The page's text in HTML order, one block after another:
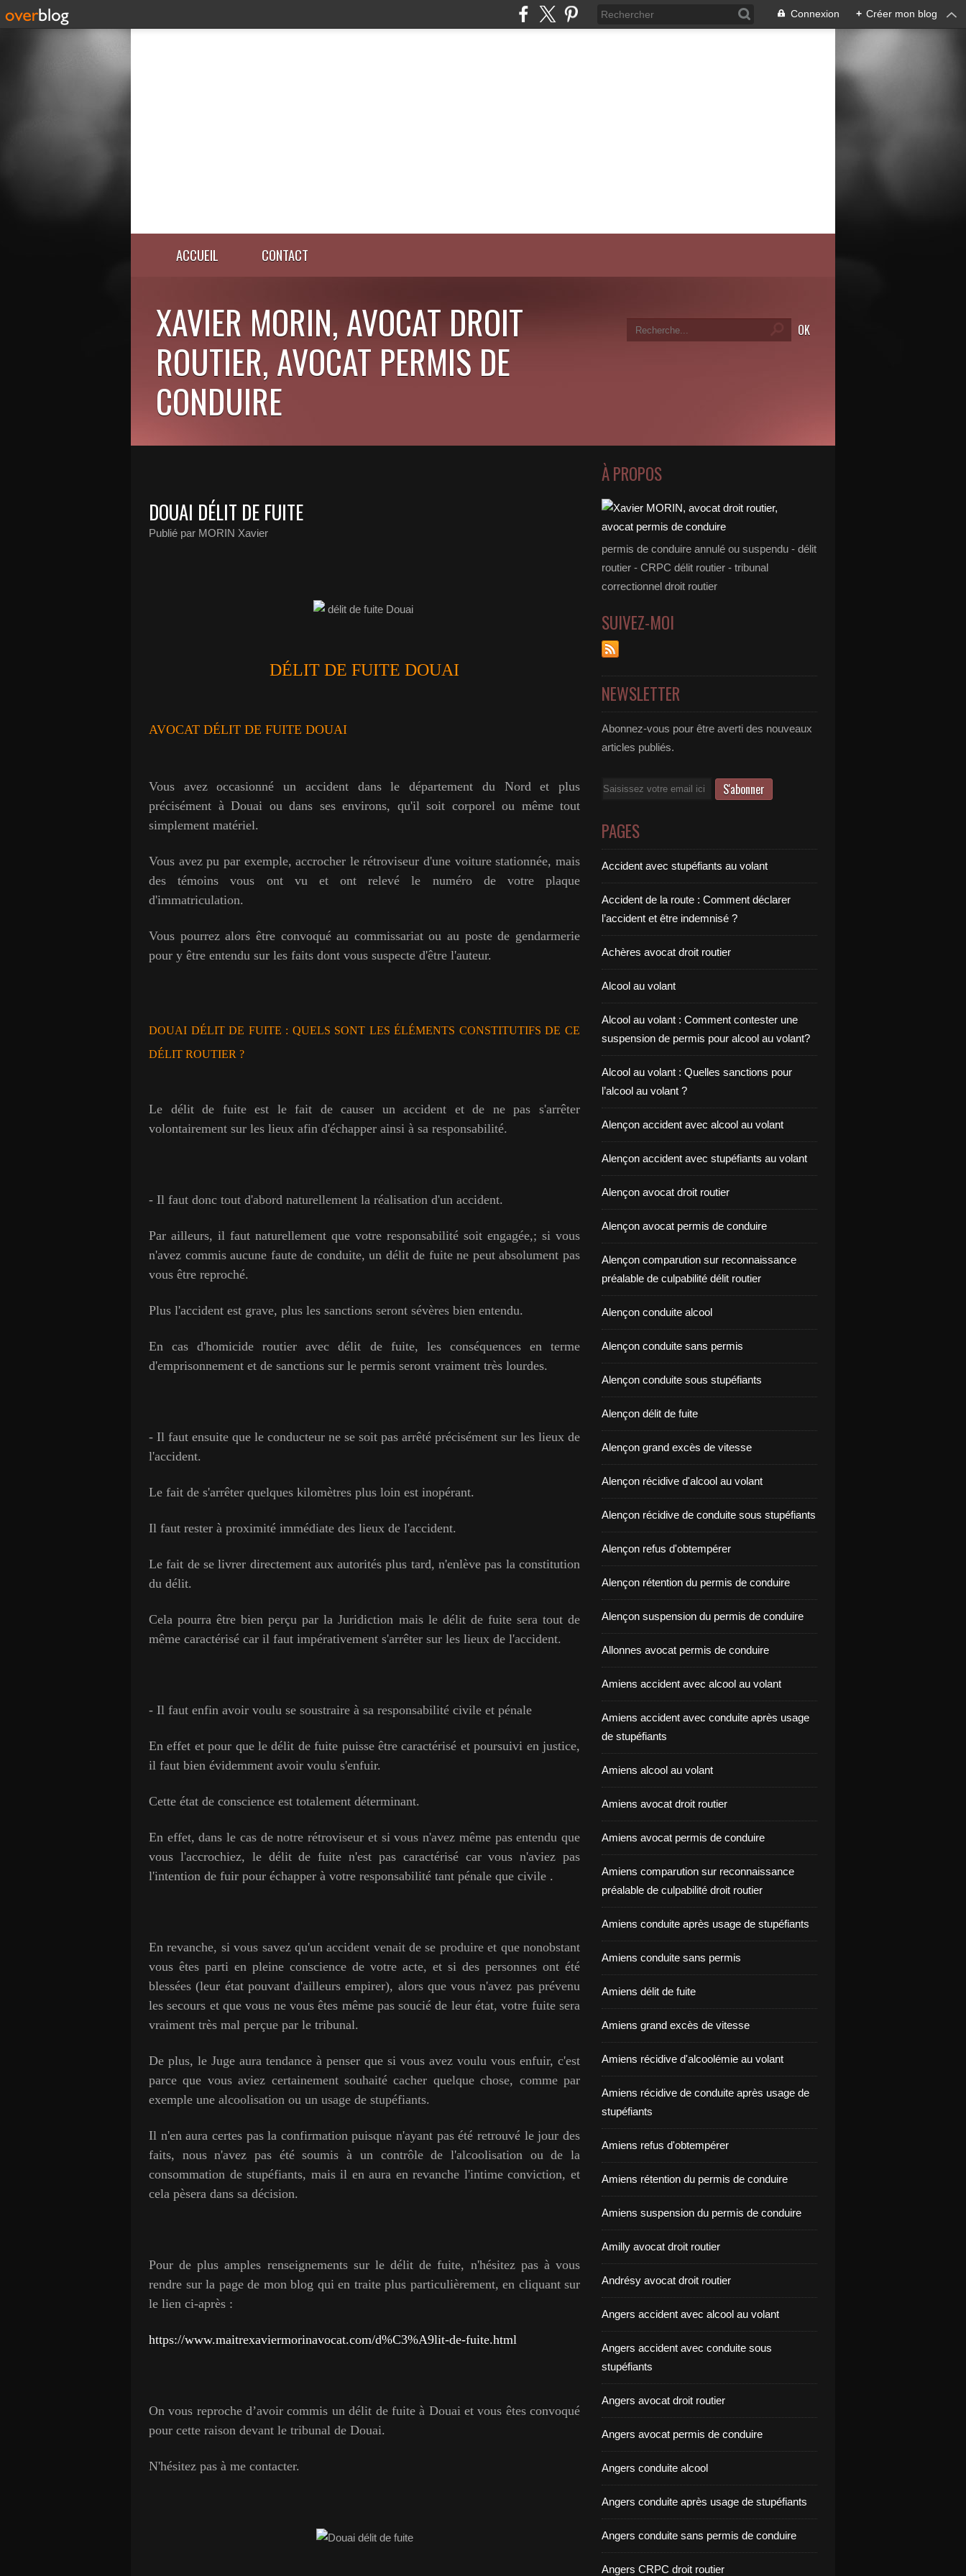
Connexion + Créer mon blog
ACCUEIL CONTACT
XAVIER MORIN, AVOCAT DROIT
ROUTIER, AVOCAT PERMIS DE
CONDUIRE
DOUAI DÉLIT DE FUITE
Publié par MORIN Xavier
DÉLIT DE FUITE DOUAI
AVOCAT DÉLIT DE FUITE DOUAI
Vous avez occasionné un accident dans le département du Nord et plus
précisément à Douai ou dans ses environs, qu'il soit corporel ou même tout
simplement matériel.
Vous avez pu par exemple, accrocher le rétroviseur d'une voiture stationnée, mais
des témoins vous ont vu et ont relevé le numérode votre plaque
d'immatriculation.
Vous pourrez alors être convoqué au commissariat ou au poste de gendarmerie
pour y être entendu sur les faits dont vous suspecte d'être l'auteur.
DOUAI DÉLIT DE FUITE : QUELS SONT LES ÉLÉMENTS CONSTITUTIFS DE CE
DÉLIT ROUTIER ?
Le délit de fuite est le fait de causer un accident et de ne pas s'arrêter
volontairement sur les lieux afin d'échapper ainsi à sa responsabilité.
- Il faut donc tout d'abord naturellement la réalisation d'un accident.
Par ailleurs, il faut naturellement que votre responsabilité soit engagée,; si vous
n'avez commis aucune faute de conduite, un délit de fuite ne peut absolument pas
vous être reproché.
Plus l'accident est grave, plus les sanctions seront sévères bien entendu.
En cas d'homicide routier avec délit de fuite, les conséquences en terme
d'emprisonnement et de sanctions sur le permis seront vraiment très lourdes.
- Il faut ensuite que le conducteur ne se soit pas arrêté précisément sur les lieux de
l'accident.
Le fait de s'arrêter quelques kilomètres plus loin est inopérant.
Il faut rester à proximité immédiate des lieux de l'accident.
Le fait de se livrer directement aux autorités plus tard, n'enlève pas la constitution
du délit.
Cela pourra être bien perçu par la Juridiction mais le délit de fuite sera tout de
même caractérisé car il faut impérativement s'arrêter sur les lieux de l'accident.
- Il faut enfin avoir voulu se soustraire à sa responsabilité civile et pénale
En effet et pour que le délit de fuite puisse être caractérisé et poursuivi en justice,
il faut bien évidemment avoir voulu s'enfuir.
Cette état de conscience est totalement déterminant.
En effet, dans le cas de notre rétroviseur et si vous n'avez même pas entendu que
vous l'accrochiez, le délit de fuite n'est pas caractérisé car vous n'aviez pas
l'intention de fuir pour échapper à votre responsabilité tant pénale que civile .
En revanche, si vous savez qu'un accident venait de se produire et que nonobstant
vous êtes parti en pleine conscience de votre acte, et si des personnes ont été
blessées (leur état pouvant d'ailleurs empirer), alors que vous n'avez pas prévenu
les secours et que vous ne vous êtes même pas soucié de leur état, votre fuite sera
vraiment très mal perçue par le tribunal.
De plus, le Juge aura tendance à penser que si vous avez voulu vous enfuir, c'est
parce que vous aviez certainement souhaité cacher quelque chose, comme par
exemple une alcoolisation ou un usage de stupéfiants.
Il n'en aura certes pas la confirmation puisque n'ayant pas été retrouvé le jour des
faits, nous n'avez pas été soumis à un contrôle de l'alcoolisation ou de la
consommation de stupéfiants, mais il en aura en revanche l'intime conviction, et
cela pèsera dans sa décision.
Pour de plus amples renseignements sur le délit de fuite, n'hésitez pas à vous
rendre sur la page de mon blog qui en traite plus particulièrement, en cliquant sur
le lien ci-après :
https://www.maitrexaviermorinavocat.com/d%C3%A9lit-de-fuite.html
On vous reproche d’avoir commis un délit de fuite à Douai et vous êtes convoqué
pour cette raison devant le tribunal de Douai.
N'hésitez pas à me contacter.
À PROPOS
permis de conduire annulé ou suspendu - délit
routier - CRPC délit routier - tribunal
correctionnel droit routier
SUIVEZ-MOI
NEWSLETTER
Abonnez-vous pour être averti des nouveaux
articles publiés.
Email
PAGES
Accident avec stupéfiants au volant
Accident de la route : Comment déclarer
l’accident et être indemnisé ?
Achères avocat droit routier
Alcool au volant
Alcool au volant : Comment contester une
suspension de permis pour alcool au volant?
Alcool au volant : Quelles sanctions pour
l’alcool au volant ?
Alençon accident avec alcool au volant
Alençon accident avec stupéfiants au volant
Alençon avocat droit routier
Alençon avocat permis de conduire
Alençon comparution sur reconnaissance
préalable de culpabilité délit routier
Alençon conduite alcool
​​​​​​​Alençon conduite sans permis
Alençon conduite sous stupéfiants
Alençon délit de fuite
Alençon grand excès de vitesse
Alençon récidive d'alcool au volant
Alençon récidive de conduite sous stupéfiants
Alençon refus d'obtempérer
Alençon rétention du permis de conduire
Alençon suspension du permis de conduire
Allonnes avocat permis de conduire
Amiens accident avec alcool au volant
Amiens accident avec conduite après usage
de stupéfiants
Amiens alcool au volant
Amiens avocat droit routier
Amiens avocat permis de conduire
Amiens comparution sur reconnaissance
préalable de culpabilité droit routier
Amiens conduite après usage de stupéfiants
Amiens conduite sans permis
Amiens délit de fuite
Amiens grand excès de vitesse
Amiens récidive d'alcoolémie au volant
Amiens récidive de conduite après usage de
stupéfiants
Amiens refus d'obtempérer
Amiens rétention du permis de conduire
Amiens suspension du permis de conduire
Amilly avocat droit routier
Andrésy avocat droit routier
Angers accident avec alcool au volant
Angers accident avec conduite sous
stupéfiants
Angers avocat droit routier
Angers avocat permis de conduire
Angers conduite alcool
Angers conduite après usage de stupéfiants
Angers conduite sans permis de conduire
Angers CRPC droit routier